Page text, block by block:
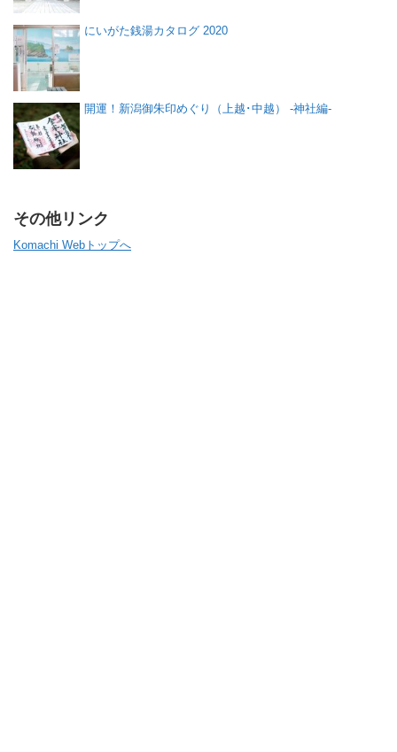
にいがた銭湯カタログ 2020
開運！新潟御朱印めぐり（上越･中越） -神社編-
その他リンク
Komachi Webトップへ